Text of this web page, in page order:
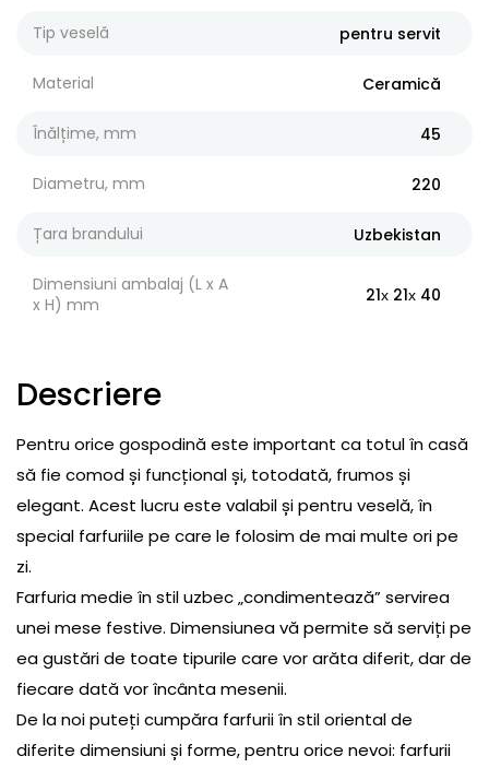
Tip veselă pentru servit
Material Ceramică
Înălțime, mm 45
Diametru, mm 220
Țara brandului Uzbekistan
Dimensiuni ambalaj (L x A
x H) mm
21х 21х 40
Descriere
Pentru orice gospodină este important ca totul în casă
să fie comod și funcțional și, totodată, frumos și
elegant. Acest lucru este valabil și pentru veselă, în
special farfuriile pe care le folosim de mai multe ori pe
zi.
Farfuria medie în stil uzbec „condimentează” servirea
unei mese festive. Dimensiunea vă permite să serviți pe
ea gustări de toate tipurile care vor arăta diferit, dar de
fiecare dată vor încânta mesenii.
De la noi puteți cumpăra farfurii în stil oriental de
diferite dimensiuni și forme, pentru orice nevoi: farfurii